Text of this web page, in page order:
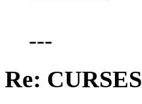
---
Re: CURSES